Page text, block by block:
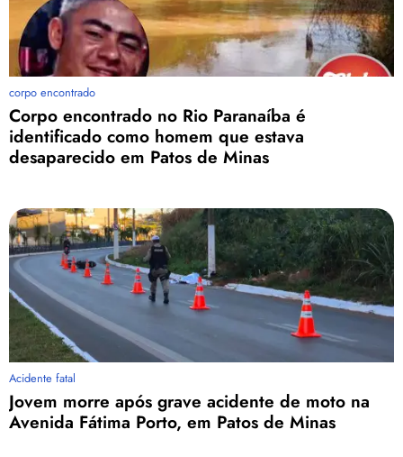
corpo encontrado
Corpo encontrado no Rio Paranaíba é
identificado como homem que estava
desaparecido em Patos de Minas
Acidente fatal
Jovem morre após grave acidente de moto na
Avenida Fátima Porto, em Patos de Minas